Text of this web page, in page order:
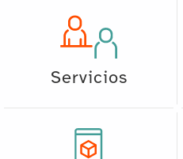
Servicios